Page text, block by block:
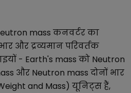
mass कनवर्टर का
और द्रव्यमान परिवर्तक
- Earth's mass को Neutron
और Neutron mass दोनों भार
and Mass) यूनिट्स हैं,